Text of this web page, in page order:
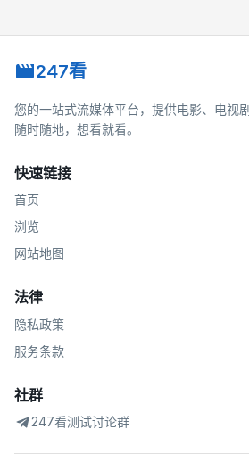
247看
您的一站式流媒体平台，提供电影、电视
随时随地，想看就看。
快速链接
首页
浏览
网站地图
法律
隐私政策
服务条款
社群
247看测试讨论群